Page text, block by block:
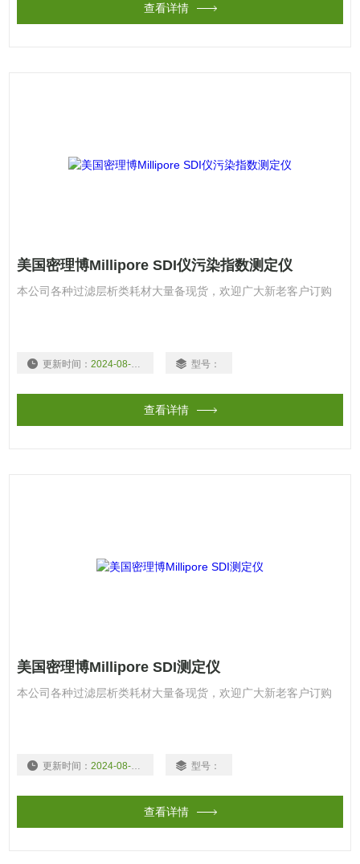
查看详情
美国密理博Millipore SDI仪污染指数测定仪
本公司各种过滤层析类耗材大量备现货，欢迎广大新老客户订购
更新时间： 2024-08-03 型号：
查看详情
美国密理博Millipore SDI测定仪
本公司各种过滤层析类耗材大量备现货，欢迎广大新老客户订购
更新时间： 2024-08-03 型号：
查看详情